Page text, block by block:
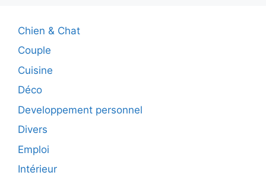
Chien & Chat
Couple
Cuisine
Déco
Developpement personnel
Divers
Emploi
Intérieur